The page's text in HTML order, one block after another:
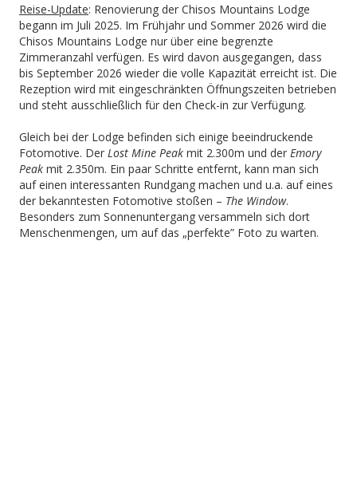
Reise-Update: Renovierung der Chisos Mountains Lodge
begann im Juli 2025. Im Frühjahr und Sommer 2026 wird die
Chisos Mountains Lodge nur über eine begrenzte
Zimmeranzahl verfügen. Es wird davon ausgegangen, dass
bis September 2026 wieder die volle Kapazität erreicht ist. Die
Rezeption wird mit eingeschränkten Öffnungszeiten betrieben
und steht ausschließlich für den Check-in zur Verfügung.
Gleich bei der Lodge befinden sich einige beeindruckende
Fotomotive. Der Lost Mine Peak mit 2.300m und der Emory
Peak mit 2.350m. Ein paar Schritte entfernt, kann man sich
auf einen interessanten Rundgang machen und u.a. auf eines
der bekanntesten Fotomotive stoßen – The Window.
Besonders zum Sonnenuntergang versammeln sich dort
Menschenmengen, um auf das „perfekte” Foto zu warten.